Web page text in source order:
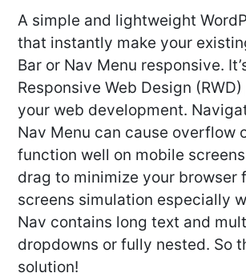
A simple and lightweight
that instantly make your
Bar or Nav Menu responsive.
Responsive Web Design
your web development.
Nav Menu can cause overflow
function well on mobile
drag to minimize your browser
screens simulation especially
Nav contains long text and
dropdowns or fully nested. So
solution!